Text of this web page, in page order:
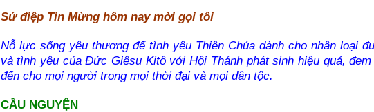
Sứ điệp Tin Mừng hôm nay mời gọi tôi
Nỗ lực sống yêu thương để tình yêu Thiên Chúa dành cho nhân loại
và tình yêu của Đức Giêsu Kitô với Hội Thánh phát sinh hiệu quả,
đến cho mọi người trong mọi thời đại và mọi dân tộc.
CẦU NGUYỆN